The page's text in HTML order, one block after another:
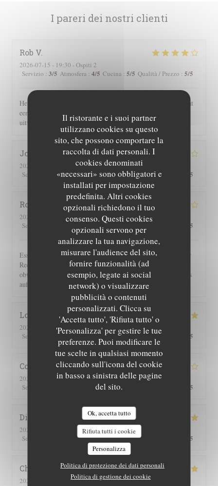
Il ristorante e i suoi partner
utilizzano cookies su questo
sito, che possono comportare la
raccolta di dati personali. I
cookies denominati
«necessari» sono obbligatori e
installati per impostazione
predefinita. Altri cookies
opzionali richiedono il tuo
consenso. Questi cookies
opzionali servono per
analizzare la tua navigazione,
misurare l'audience del sito,
fornire funzionalità (ad
esempio, legate ai social
network) o visualizzare
pubblicità o contenuti
personalizzati. Clicca su
'Accetta tutto', 'Rifiuta tutto' o
'Personalizza' per gestire le tue
preferenze. Puoi modificare le
tue scelte in qualsiasi momento
cliccando sull'icona del cookie
in basso a sinistra delle pagine
del sito.
Ok, accetta tutto
Rifiuta tutti i cookie
Personalizza
Politica di protezione dei dati personali
Politica di gestione dei cookie
I pareri dei nostri clienti
Rob V
2026-07-15 - 19:30 - Ospiti 2
Servizio : 3/5 Atmosfera : 4/5 Cucina : 5/5 Qualità / Prezzo : 5/5
Het eten en de sfeer was geweldig. Wij waren wel verbaasd dat
een uur na opening reeds alle gerechten met vlees waren
uitverkocht.
Joe
2026-07-25
- 19:30 - Ospiti 2
Servizio
/5 Atmosfera:4/5 Cucina:5/5 Qualità / Prezzo /5
Roger
2026-07-25
- 19:00 - Ospiti 2
Servizio
Atmosfera /5 Cucina /5
Essen und Ambiente hervorragend. Leider wurden uns auf der
Rechnung 2 Flaschen Wein und 2 Flaschen Sprudel berechnet,
obwohl wir nur eine hatten. Einer guten Servicekraft muss das
auffallen!!!
Lorraine
2026-07-25
- 13:00 - Ospiti 2
Servizio
Atmosfera:5/5 Cucina:5/5 Qualità / Prezzo /5
Corinne M
2026-07-25
- 20:30 - Ospiti 2
Servizio
/5 Cucina: /5
Didier
2026-07-16
- 19:00 - Ospiti 4
Servizio
Atmosfera:5/5 Cucina:5/5 Qualità / Prezzo /5
Christine Z
2026-07-24
- 19:00 - Ospiti 2